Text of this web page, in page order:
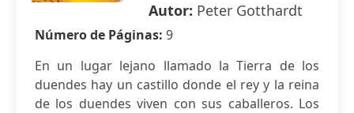
Autor: Peter Gotthardt
Número de Páginas: 9
En un lugar lejano llamado la Tierra de los
duendes hay un castillo donde el rey y la reina
de los duendes viven con sus caballeros. Los